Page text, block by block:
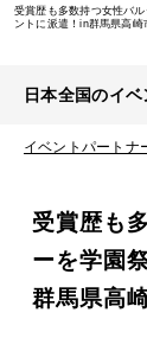
受賞歴も多数持つ女性バ
ントに派遣！in群馬県高崎
日本全国のイベ
イベントパートナ
受賞歴も
ーを学園
群馬県高